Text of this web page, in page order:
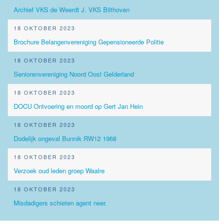
Archief VKS de Weerdt J. VKS Bilthoven
18 OKTOBER 2023
Brochure Belangenvereniging Gepensioneerde Politie
18 OKTOBER 2023
Seniorenvereniging Noord Oost Gelderland
18 OKTOBER 2023
DOCU Ontvoering en moord op Gert Jan Hein
18 OKTOBER 2023
Dodelijk ongeval Bunnik RW12 1968
18 OKTOBER 2023
Verzoek oud leden groep Waalre
18 OKTOBER 2023
Misdadigers schieten agent neer.